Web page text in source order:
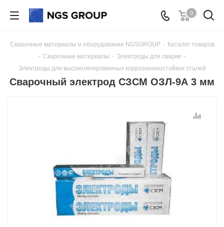
0
Сварочные материалы и оборудование NGSGROUP - Каталог товаров
- Сварочные материалы - Электроды для сварки -
Электроды для высоколегированных коррозионностойких сталей
Сварочный электрод СЗСМ ОЗЛ-9А 3 мм